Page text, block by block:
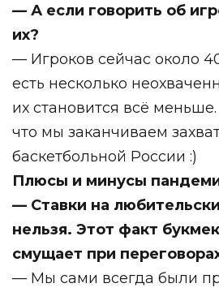
— А если говорить об
их?
— Игроков сейчас около
есть несколько
их становится всё
что мы заканчиваем
баскетбольной России :)
Плюсы и минусы
— Ставки на
нельзя. Этот факт
смущает при
— Мы сами всегда были